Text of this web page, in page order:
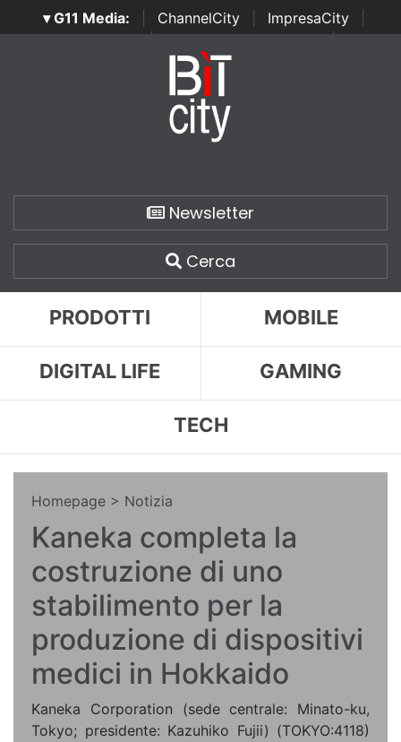
▾ G11 Media: ChannelCity ImpresaCity
SecurityOpenLab | Italian Channel Awards | Italian
Italian Security Awards
Newsletter
Cerca
PRODOTTI MOBILE
DIGITAL LIFE GAMING
TECH
Homepage > Notizia
Kaneka completa la
costruzione di uno
stabilimento per la
produzione di dispositivi
medici in Hokkaido
Kaneka Corporation (sede centrale: Minato-ku,
Tokyo; presidente: Kazuhiko Fujii) (TOKYO:4118)